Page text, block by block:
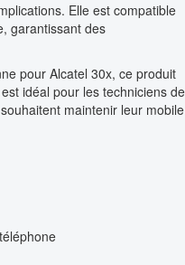
Elle est compatible
garantissant des
pour Alcatel 30x, ce produit
idéal pour les techniciens de
maintenir leur mobile